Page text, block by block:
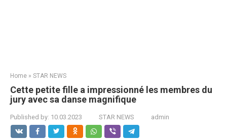
Home » STAR NEWS
Cette petite fille a impressionné les membres du
jury avec sa danse magnifique
Published by: 10.03.2023 STAR NEWS admin